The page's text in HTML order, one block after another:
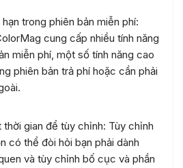
trong phiên bản miễn phí:
cung cấp nhiều tính năng
miễn phí, một số tính năng cao
phiên bản trả phí hoặc cần phải
gian để tùy chỉnh: Tùy chỉnh
có thể đòi hỏi bạn phải dành
và tùy chỉnh bố cục và phần